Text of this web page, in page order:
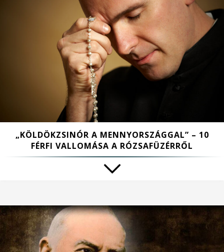
„KÖLDÖKZSINÓR A MENNYORSZÁGGAL” – 10
FÉRFI VALLOMÁSA A RÓZSAFÜZÉRRŐL